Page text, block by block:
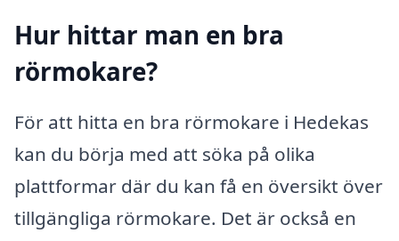
Hur hittar man en bra
rörmokare?
För att hitta en bra rörmokare i Hedekas
kan du börja med att söka på olika
plattformar där du kan få en översikt över
tillgängliga rörmokare. Det är också en